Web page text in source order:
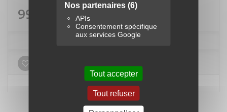
Nos partenaires (6)
APIs
Consentement spécifique
aux services Google
Tout accepter
Tout refuser
990,00 €TTC
Ajouter à ma liste d'envies